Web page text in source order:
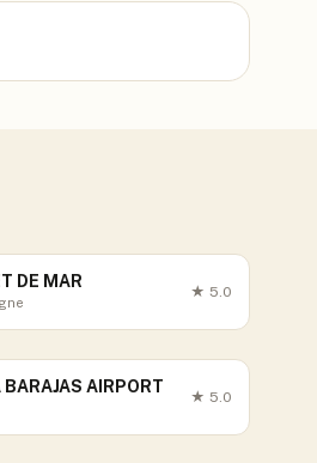
DE MAR
★ 5.0
AIRPORT
★ 5.0